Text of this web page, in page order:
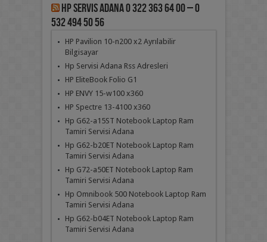
Hp Servis Adana 0 322 363 64 00 – 0
532 494 50 56
HP Pavilion 10-n200 x2 Ayrılabilir
Bilgisayar
Hp Servisi Adana Rss Adresleri
HP EliteBook Folio G1
HP ENVY 15-w100 x360
HP Spectre 13-4100 x360
Hp G62-a15ST Notebook Laptop Ram
Tamiri Servisi Adana
Hp G62-b20ET Notebook Laptop Ram
Tamiri Servisi Adana
Hp G72-a50ET Notebook Laptop Ram
Tamiri Servisi Adana
Hp Omnibook 500 Notebook Laptop Ram
Tamiri Servisi Adana
Hp G62-b04ET Notebook Laptop Ram
Tamiri Servisi Adana